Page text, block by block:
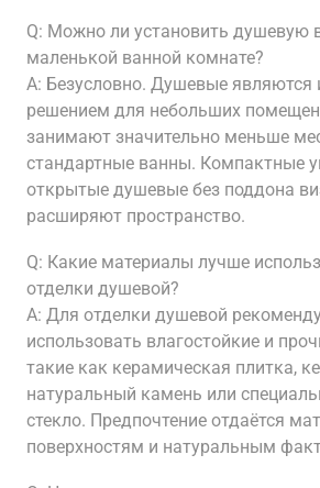
Q: Можно ли установить душевую
маленькой ванной комнате?
A: Безусловно. Душевые
решением для небольших
занимают значительно меньше
стандартные ванны. Компактные
открытые душевые без поддона
расширяют пространство.
Q: Какие материалы лучше
отделки душевой?
A: Для отделки душевой
использовать влагостойкие и
такие как керамическая плитка,
натуральный камень или
стекло. Предпочтение отдаётся
поверхностям и натуральным